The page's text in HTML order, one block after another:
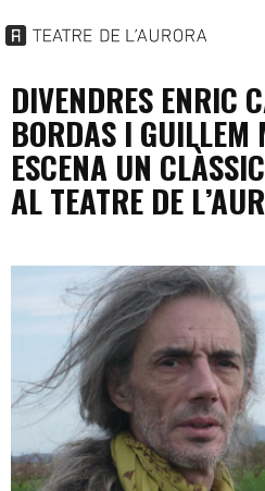
DIVENDRES ENRIC
BORDAS I GUILLEM
ESCENA UN
AL TEATRE DE